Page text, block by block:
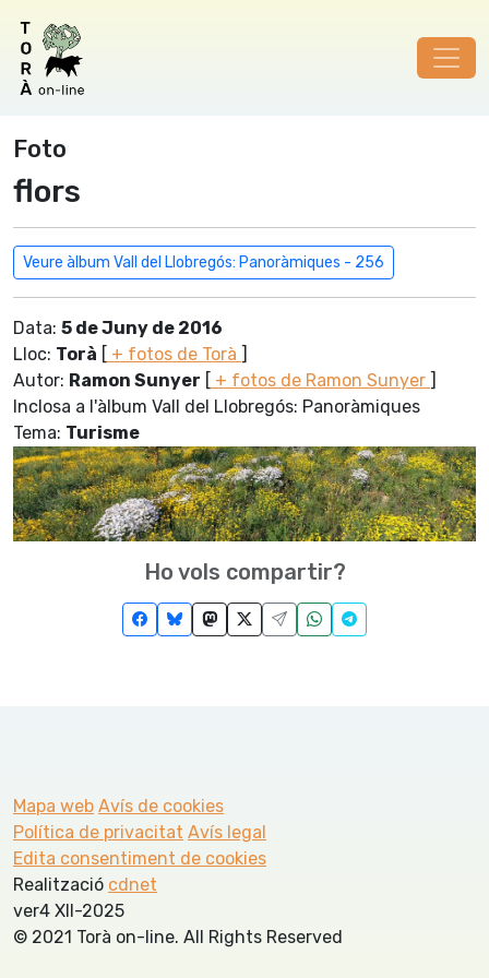
Foto
flors
Veure àlbum Vall del Llobregós: Panoràmiques - 256
Data: 5 de Juny de 2016
Lloc: Torà [ + fotos de Torà ]
Autor: Ramon Sunyer [ + fotos de Ramon Sunyer ]
Inclosa a l'àlbum Vall del Llobregós: Panoràmiques
Tema: Turisme
Ho vols compartir?
Mapa web Avís de cookies
Política de privacitat Avís legal
Edita consentiment de cookies
Realització cdnet
ver4 XII-2025
© 2021 Torà on-line. All Rights Reserved